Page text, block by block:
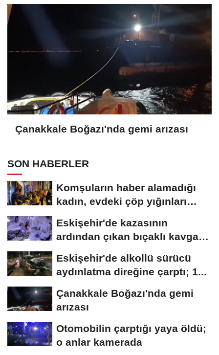
Çanakkale Boğazı'nda gemi arızası
SON HABERLER
Komşuların haber alamadığı
kadın, evdeki çöp yığınları
Eskişehir'de kazasının
ardından çıkan bıçaklı kavga
Eskişehir'de alkollü sürücü
aydınlatma direğine çarptı; 1...
Çanakkale Boğazı'nda gemi
arızası
Otomobilin çarptığı yaya öldü;
o anlar kamerada